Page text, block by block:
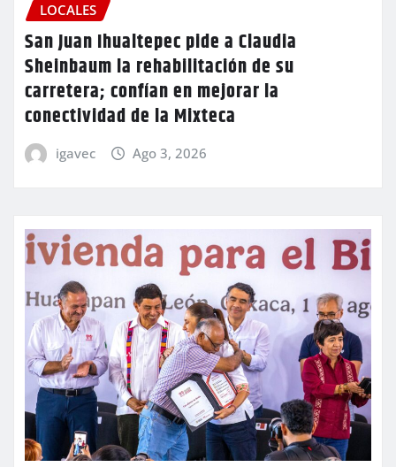
LOCALES
San Juan Ihualtepec pide a Claudia
Sheinbaum la rehabilitación de su
carretera; confían en mejorar la
conectividad de la Mixteca
igavec Ago 3, 2026